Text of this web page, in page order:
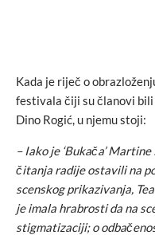
Kada je riječ o
festivala čiji su članovi
Dino Rogić, u njemu stoji:
– Iako je ‘Bukača’
čitanja radije ostavili na
scenskog prikazivanja,
je imala hrabrosti da na
stigmatizaciji; o